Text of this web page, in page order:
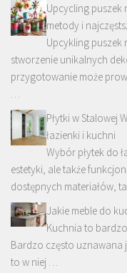
Upcycling
metody i
Upcykling puszek
stworzenie unikalnych
przygotowanie może
…
Płytki w Stalowej
łazienki i kuchni
Wybór płytek do
estetyki, ale także
dostępnych materiałów,
Jakie meble do
Kuchnia to
Bardzo często uznawana
to w niej …